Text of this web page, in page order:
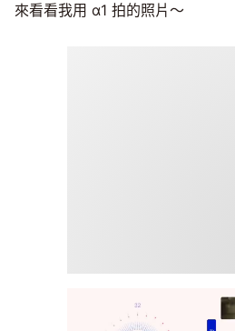
來看看我用 α1 拍的照片～